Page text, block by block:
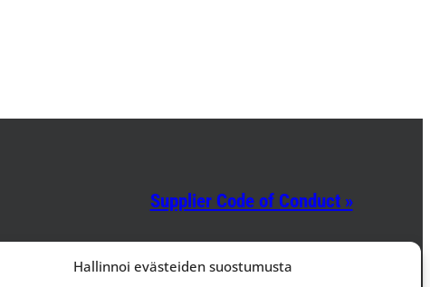
Hallinnoi evästeiden suostumusta
Supplier Code of Conduct »
Facebook Instagram